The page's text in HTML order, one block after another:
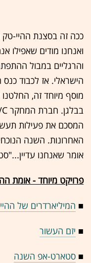
ככה זה בסצנת ההיי-
ואנחנו מודים שאפילו
והרגליים במבול
הישראלי. אז לכבוד
מוסף מיוחד זה,
המסכם את פעילות
האחרונות. השנה
אומר שאנחנו
פרויקט מיוחד - אומת
■ המיליארדרים של
■ יזם העשור
■ סטארט-אפ השנה